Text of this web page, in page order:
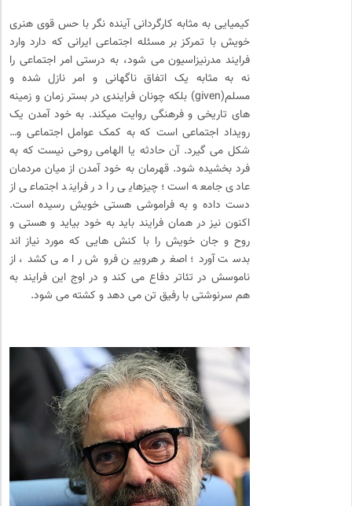
کیمیایی به مثابه کارگردانی آینده نگر با حس قوی هنری
خویش با تمرکز بر مسئله اجتماعی ایرانی که دارد وارد
فرایند مدرنیزاسیون می شود، به درستی امر اجتماعی را
نه به مثابه یک اتفاق ناگهانی و امر نازل شده و
مسلم(given) بلکه چونان فرایندی در بستر زمان و زمینه
های تاریخی و فرهنگی روایت میکند. به خود آمدن یک
رویداد اجتماعی است که به کمک عوامل اجتماعی و…
شکل می گیرد. آن حادثه یا الهامی روحی نیست که به
فرد بخشیده شود. قهرمان به خود آمدن از میان مردمان
عادی جامعه است؛ چیزهایی را در فرایند اجتماعی از
دست داده و به فراموشی هستی خویش رسیده است.
اکنون نیز در همان فرایند باید به خود بیاید و هستی و
روح و جان خویش را با کنش هایی که مورد نیاز اند
بدست آورد؛ اصغر هرویین فروش را می کشد، از
ناموسش در تئاتر دفاع می کند و در اوج این فرایند به
هم سرنوشتی با رفیق تن می دهد و کشته می شود.